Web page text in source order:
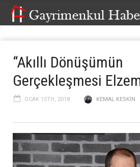
“Akıllı Dönüşümün
Gerçekleşmesi
OCAK 15TH, 2018 KEMAL KESKIN